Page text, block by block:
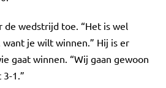
de wedstrijd toe. “Het is wel
je wilt winnen.” Hij is er
gaat winnen. “Wij gaan gewoon
1.”